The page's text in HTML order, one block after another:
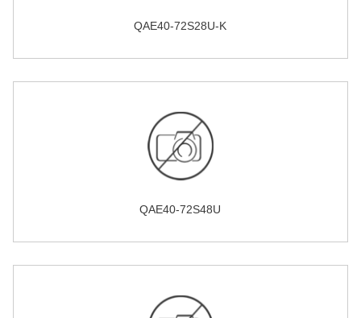
QAE40-72S28U-K
QAE40-72S48U